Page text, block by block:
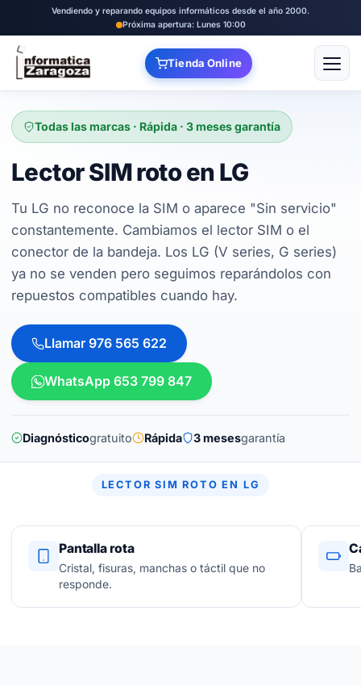
Vendiendo y reparando equipos informáticos desde el año 2000.
Próxima apertura: Lunes 10:00
Tienda Online Abrir
Todas las marcas · Rápida · 3 meses garantía
Lector SIM roto en LG
Tu LG no reconoce la SIM o aparece "Sin servicio"
constantemente. Cambiamos el lector SIM o el
conector de la bandeja. Los LG (V series, G series)
ya no se venden pero seguimos reparándolos con
repuestos compatibles cuando hay.
Llamar 976 565 622
WhatsApp 653 799 847
Diagnósticogratuito Rápida 3 mesesgarantía
LECTOR SIM ROTO EN LG
Pantalla rota
Cristal, fisuras, manchas o táctil que no
responde.